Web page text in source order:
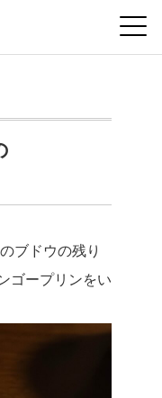
ブドウの残り
ゴープリンをい